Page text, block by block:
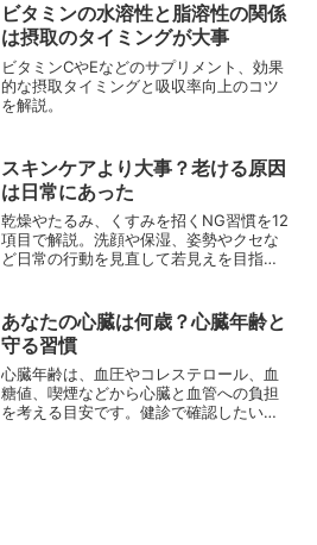
ビタミンの水溶性と脂溶性の関係
は摂取のタイミングが大事
ビタミンCやEなどのサプリメント、効果
的な摂取タイミングと吸収率向上のコツ
を解説。
スキンケアより大事？老ける原因
は日常にあった
乾燥やたるみ、くすみを招くNG習慣を12
項目で解説。洗顔や保湿、姿勢やクセな
ど日常の行動を見直して若見えを目指し
あなたの心臓は何歳？心臓年齢と
守る習慣
心臓年齢は、血圧やコレステロール、血
糖値、喫煙などから心臓と血管への負担
を考える目安です。健診で確認したい数